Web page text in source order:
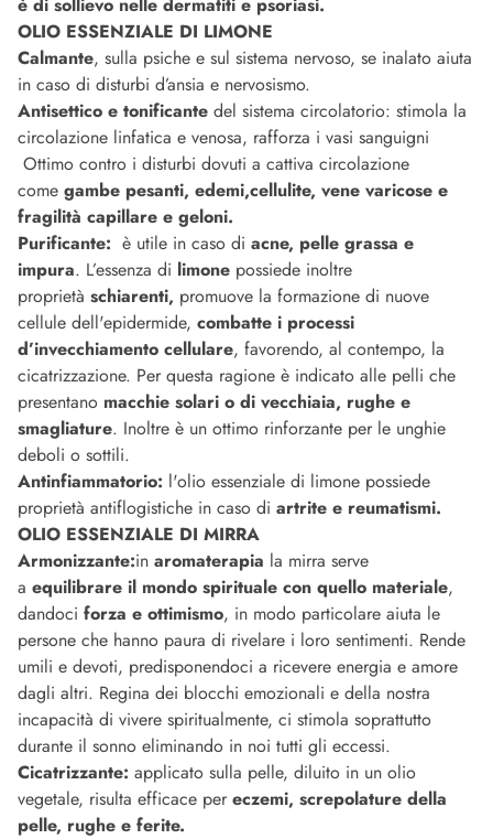
OLIO ESSENZIALE DI LIMONE
Calmante, sulla psiche e sul sistema nervoso, se inalato aiuta
in caso di disturbi d’ansia e nervosismo.
Antisettico e tonificante del sistema circolatorio: stimola la
circolazione linfatica e venosa, rafforza i vasi sanguigni
Ottimo contro i disturbi dovuti a cattiva circolazione
come gambe pesanti, edemi,cellulite, vene varicose e
fragilità capillare e geloni.
Purificante: è utile in caso di acne, pelle grassa e
impura. L’essenza di limone possiede inoltre
proprietà schiarenti, promuove la formazione di nuove
cellule dell'epidermide, combatte i processi
d’invecchiamento cellulare, favorendo, al contempo, la
cicatrizzazione. Per questa ragione è indicato alle pelli che
presentano macchie solari o di vecchiaia, rughe e
smagliature. Inoltre è un ottimo rinforzante per le unghie
deboli o sottili.
Antinfiammatorio: l'olio essenziale di limone possiede
proprietà antiflogistiche in caso di artrite e reumatismi.
OLIO ESSENZIALE DI MIRRA
Armonizzante:in aromaterapia la mirra serve
a equilibrare il mondo spirituale con quello materiale,
dandoci forza e ottimismo, in modo particolare aiuta le
persone che hanno paura di rivelare i loro sentimenti. Rende
umili e devoti, predisponendoci a ricevere energia e amore
dagli altri. Regina dei blocchi emozionali e della nostra
incapacità di vivere spiritualmente, ci stimola soprattutto
durante il sonno eliminando in noi tutti gli eccessi.
Cicatrizzante: applicato sulla pelle, diluito in un olio
vegetale, risulta efficace per eczemi, screpolature della
pelle, rughe e ferite.